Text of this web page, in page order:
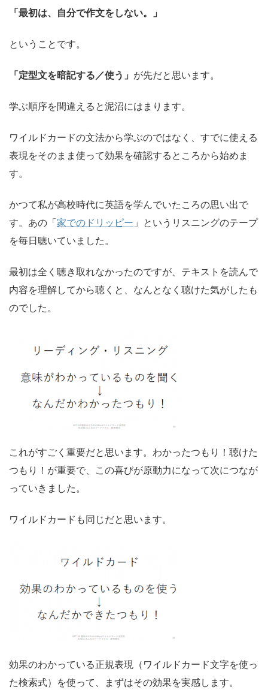
「最初は、自分で作文をしない。」
ということです。
「定型文を暗記する／使う」 が先だと思います。
学ぶ順序を間違えると泥沼にはまります。
ワイルドカードの文法から学ぶのではなく、すでに使える
表現をそのまま使って効果を確認するところから始めま
す。
かつて私が高校時代に英語を学んでいたころの思い出で
す。あの「 家でのドリッピー 」というリスニングのテープ
を毎日聴いていました。
最初は全く聴き取れなかったのですが、テキストを読んで
内容を理解してから聴くと、なんとなく聴けた気がしたも
のでした。
これがすごく重要だと思います。わかったつもり！聴けた
つもり！が重要で、この喜びが原動力になって次につなが
っていきました。
ワイルドカードも同じだと思います。
効果のわかっている正規表現（ワイルドカード文字を使っ
た検索式）を使って、まずはその効果を実感します。